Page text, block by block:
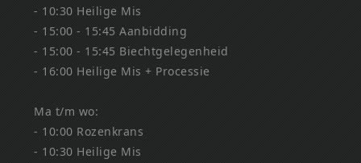
- 10:30 Heilige Mis
- 15:00 - 15:45 Aanbidding
- 15:00 - 15:45 Biechtgelegenheid
- 16:00 Heilige Mis + Processie
Ma t/m wo:
- 10:00 Rozenkrans
- 10:30 Heilige Mis